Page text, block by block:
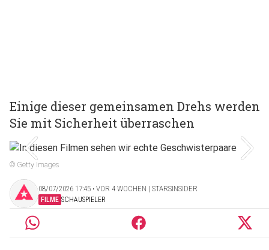
Einige dieser gemeinsamen Drehs werden
Sie mit Sicherheit überraschen
© Getty Images
08/07/2026 17:45 ‧ VOR 4 WOCHEN | STARSINSIDER
FILME SCHAUSPIELER